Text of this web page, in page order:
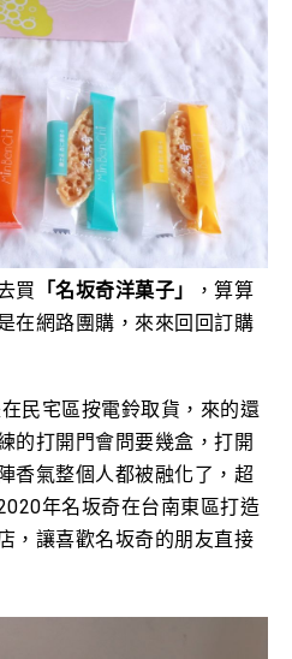
買 「名坂奇洋菓子」
，算算
在網路團購，來來回回訂購
民宅區按電鈴取貨，來的還
的打開門會問要幾盒，打開
香氣整個人都被融化了，超
年名坂奇在台南東區打造
，讓喜歡名坂奇的朋友直接